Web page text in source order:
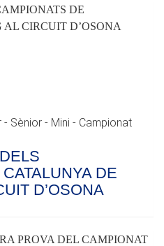
Sènior - Mini - Campionat
DE
D’OSONA